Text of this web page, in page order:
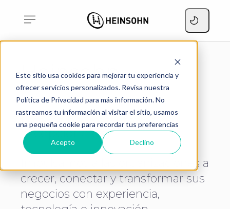
Este sitio usa cookies para mejorar tu experiencia y
ofrecer servicios personalizados. Revisa nuestra
Política de Privacidad para más información. No
rastreamos tu información al visitar el sitio, usamos
una pequeña cookie para recordar tus preferencias
Acepto Declino
Heinsohn
Una visión|resultados
excepcionales
Impulsamos a las organizaciones a
crecer, conectar y transformar sus
negocios con experiencia,